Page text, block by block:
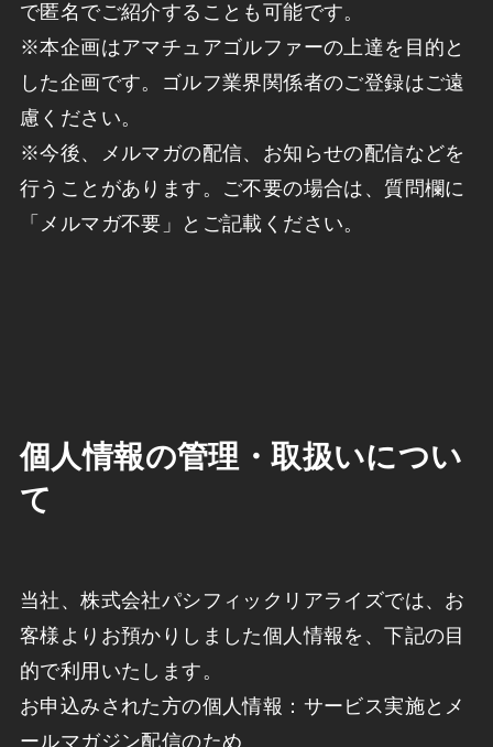
で匿名でご紹介することも可能です。
※本企画はアマチュアゴルファーの上達を目的と
した企画です。ゴルフ業界関係者のご登録はご遠
慮ください。
※今後、メルマガの配信、お知らせの配信などを
行うことがあります。ご不要の場合は、質問欄に
「メルマガ不要」とご記載ください。
個人情報の管理・取扱いについ
て
当社、株式会社パシフィックリアライズでは、お
客様よりお預かりしました個人情報を、下記の目
的で利用いたします。
お申込みされた方の個人情報：サービス実施とメ
ールマガジン配信のため